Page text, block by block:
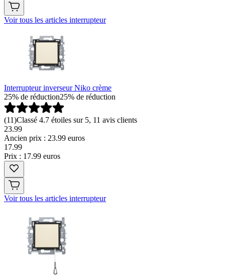
Voir tous les articles interrupteur
Interrupteur inverseur Niko crème
25% de réduction25% de réduction
(11)Classé 4.7 étoiles sur 5, 11 avis clients
23.99
Ancien prix : 23.99 euros
17.99
Prix : 17.99 euros
Voir tous les articles interrupteur